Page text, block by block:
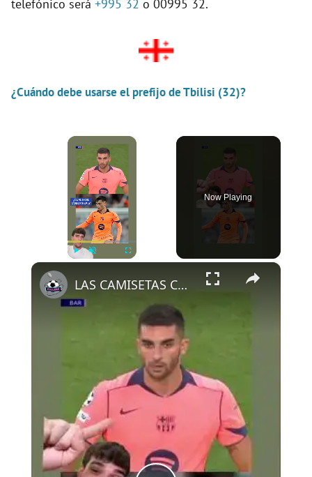
telefónico será +995 32 o 00995 32.
¿Cuándo debe usarse el prefijo de Tbilisi (32)?
×
Now Playing
×
LAS CAMISETAS CAMBIAN DE COLOR